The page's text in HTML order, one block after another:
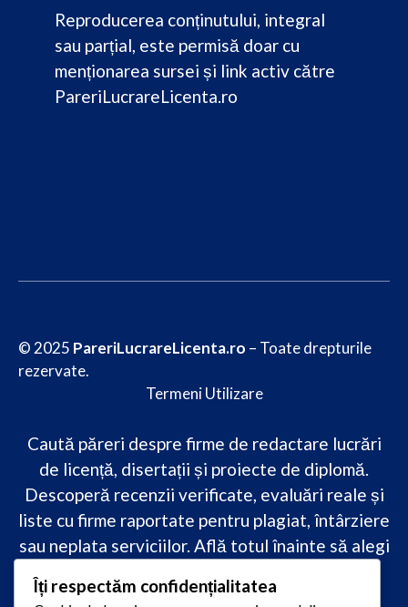
Reproducerea conținutului, integral
sau parțial, este permisă doar cu
menționarea sursei și link activ către
PareriLucrareLicenta.ro
© 2025 PareriLucrareLicenta.ro – Toate drepturile
rezervate.
Termeni Utilizare
Caută păreri despre firme de redactare lucrări
de licență, disertații și proiecte de diplomă.
Descoperă recenzii verificate, evaluări reale și
liste cu firme raportate pentru plagiat, întârziere
sau neplata serviciilor. Află totul înainte să alegi
academicădoar pe PareriLucrareLicenta.ro.
Îți respectăm confidențialitatea